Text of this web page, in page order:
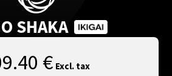
SHAKA
€ Excl. tax